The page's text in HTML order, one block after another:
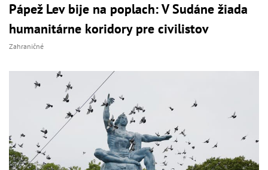
Pápež Lev bije na poplach: V Sudáne žiada
humanitárne koridory pre civilistov
Zahraničné